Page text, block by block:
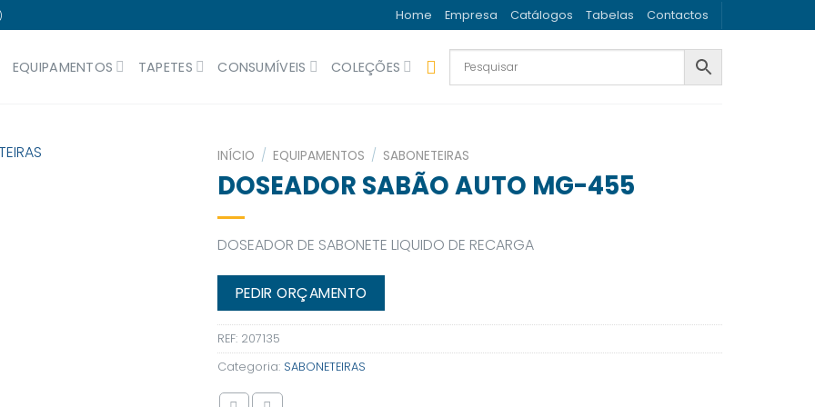
Home Empresa Catálogos Tabelas Contactos
EQUIPAMENTOS TAPETES CONSUMÍVEIS COLEÇÕES
INÍCIO / EQUIPAMENTOS / SABONETEIRAS
DOSEADOR SABÃO AUTO MG-455
DOSEADOR DE SABONETE LIQUIDO DE RECARGA
PEDIR ORÇAMENTO
REF: 207135
Categoria: SABONETEIRAS